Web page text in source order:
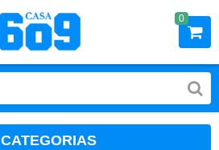
0
CATEGORIAS